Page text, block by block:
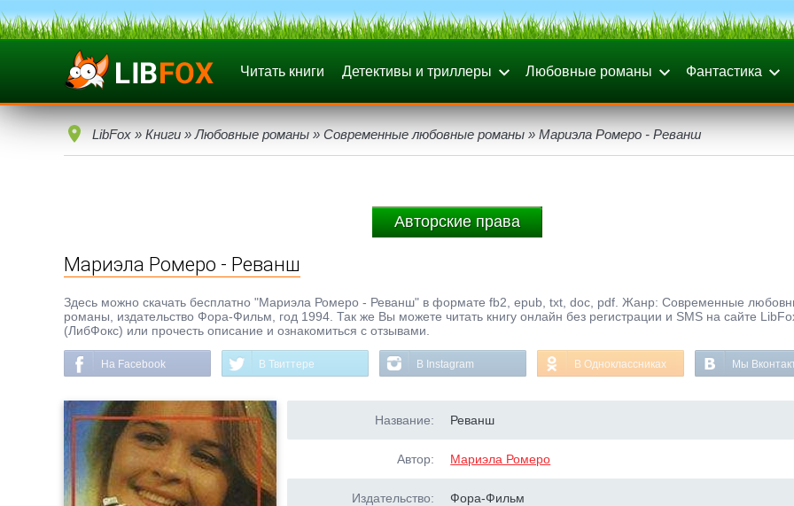
Читать книги Детективы и триллеры Любовные романы Фантастика
LibFox » Книги » Любовные романы » Современные любовные романы » Мариэла Ромеро - Реванш
Авторские права
Мариэла Ромеро - Реванш
Здесь можно скачать бесплатно "Мариэла Ромеро - Реванш" в формате fb2, epub, txt, doc, pdf. Жанр: Современные
романы, издательство Фора-Фильм, год 1994. Так же Вы можете читать книгу онлайн без регистрации и SMS на сайте
(ЛибФокс) или прочесть описание и ознакомиться с отзывами.
На Facebook В Твиттере В Instagram В Одноклассниках Мы
Название: Реванш
Автор: Мариэла Ромеро
Издательство: Фора-Фильм